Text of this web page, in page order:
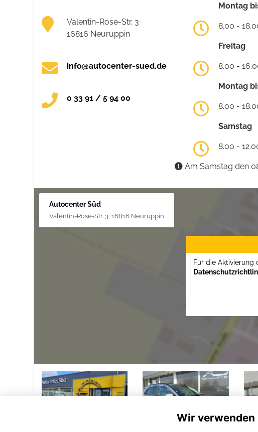
Valentin-Rose-Str. 3
16816 Neuruppin
info@autocenter-sued.de
0 33 91 / 5 94 00
Montag
8.00 -
Freitag
8.00 -
Montag
8.00 -
Samstag
8.00 -
Am Samstag den
Autocenter Süd
Valentin-Rose-Str. 3, 16816 Neuruppin
Für die
Wir verwenden